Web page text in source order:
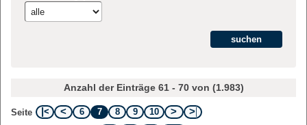
Anzahl der Einträge 61 - 70 von (1.983)
Seite 6 7 8 9
10